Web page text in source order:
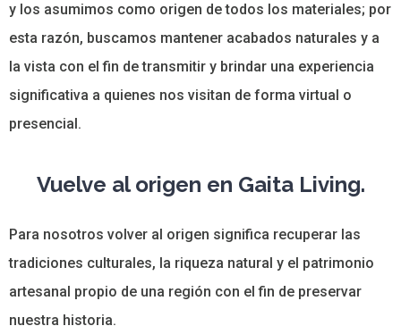
y los asumimos como origen de todos los materiales; por
esta razón, buscamos mantener acabados naturales y a
la vista con el fin de transmitir y brindar una experiencia
significativa a quienes nos visitan de forma virtual o
presencial.
Vuelve al origen en Gaita Living.
Para nosotros volver al origen significa recuperar las
tradiciones culturales, la riqueza natural y el patrimonio
artesanal propio de una región con el fin de preservar
nuestra historia.